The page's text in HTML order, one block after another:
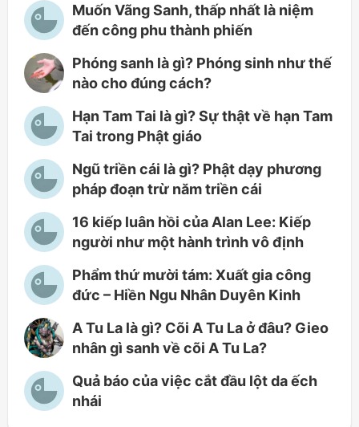
Muốn Vãng Sanh, thấp nhất là niệm
đến công phu thành phiến
Phóng sanh là gì? Phóng sinh như thế
nào cho đúng cách?
Hạn Tam Tai là gì? Sự thật về hạn Tam
Tai trong Phật giáo
Ngũ triền cái là gì? Phật dạy phương
pháp đoạn trừ năm triền cái
16 kiếp luân hồi của Alan Lee: Kiếp
người như một hành trình vô định
Phẩm thứ mười tám: Xuất gia công
đức – Hiền Ngu Nhân Duyên Kinh
A Tu La là gì? Cõi A Tu La ở đâu? Gieo
nhân gì sanh về cõi A Tu La?
Quả báo của việc cắt đầu lột da ếch
nhái